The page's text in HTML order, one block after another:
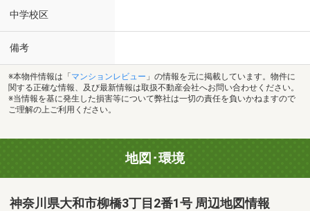
中学校区
備考
※本物件情報は「 マンションレビュー 」の情報を元に掲載しています。物件に
関する正確な情報、及び最新情報は取扱不動産会社へお問い合わせください。
※当情報を基に発生した損害等について弊社は一切の責任を負いかねますので
ご理解の上ご利用ください。
地図･環境
神奈川県大和市柳橋3丁目2番1号 周辺地図情報